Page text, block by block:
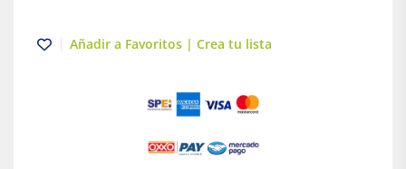
Añadir a Favoritos | Crea tu lista